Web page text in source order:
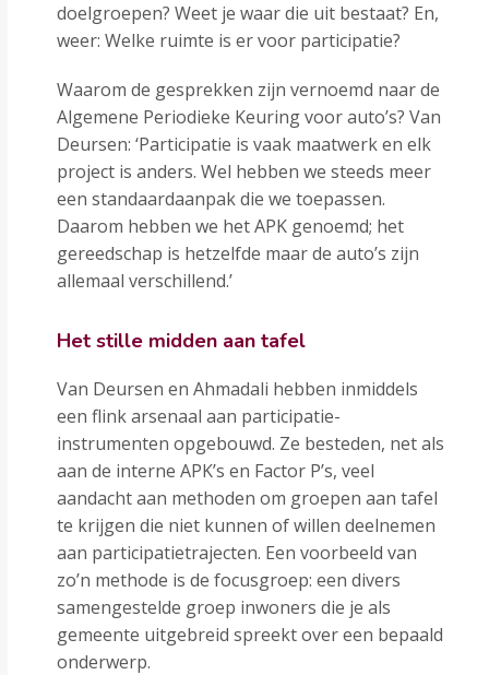
doelgroepen? Weet je waar die uit bestaat? En,
weer: Welke ruimte is er voor participatie?
Waarom de gesprekken zijn vernoemd naar de
Algemene Periodieke Keuring voor auto’s? Van
Deursen: ‘Participatie is vaak maatwerk en elk
project is anders. Wel hebben we steeds meer
een standaardaanpak die we toepassen.
Daarom hebben we het APK genoemd; het
gereedschap is hetzelfde maar de auto’s zijn
allemaal verschillend.’
Het stille midden aan tafel
Van Deursen en Ahmadali hebben inmiddels
een flink arsenaal aan participatie-
instrumenten opgebouwd. Ze besteden, net als
aan de interne APK’s en Factor P’s, veel
aandacht aan methoden om groepen aan tafel
te krijgen die niet kunnen of willen deelnemen
aan participatietrajecten. Een voorbeeld van
zo’n methode is de focusgroep: een divers
samengestelde groep inwoners die je als
gemeente uitgebreid spreekt over een bepaald
onderwerp.